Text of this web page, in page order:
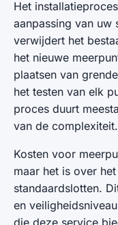
Het
aanpassing van uw
verwijdert het
het nieuwe
plaatsen van
het testen van elk
proces duurt
van de complexiteit.
Kosten voor
maar het is over
standaardslotten.
en
die deze service